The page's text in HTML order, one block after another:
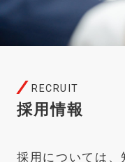
採用情報
RECRUIT
採用については、